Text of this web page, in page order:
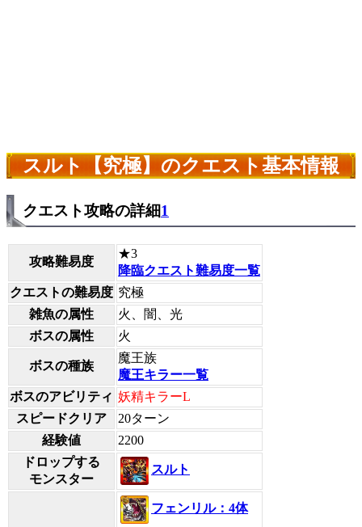
スルト【究極】のクエスト基本情報
クエスト攻略の詳細1
攻略難易度
★3
降臨クエスト難易度一覧
クエストの難易度 究極
雑魚の属性
火、闇、光
ボスの属性
火
ボスの種族
魔王族
魔王キラー一覧
ボスのアビリティ 妖精キラーL
スピードクリア
20ターン
経験値
2200
ドロップする
モンスター
スルト
フェンリル：4体